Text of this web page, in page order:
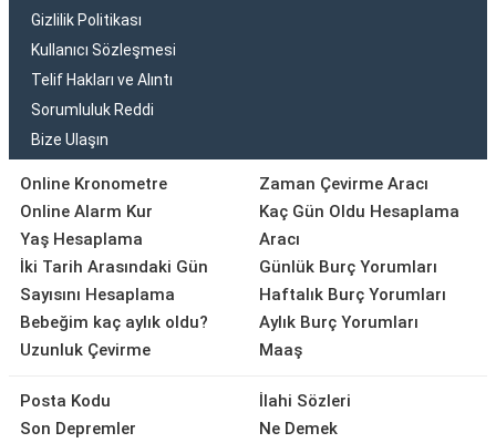
Gizlilik Politikası
Kullanıcı Sözleşmesi
Telif Hakları ve Alıntı
Sorumluluk Reddi
Bize Ulaşın
Online Kronometre
Online Alarm Kur
Yaş Hesaplama
İki Tarih Arasındaki Gün
Sayısını Hesaplama
Bebeğim kaç aylık oldu?
Uzunluk Çevirme
Zaman Çevirme Aracı
Kaç Gün Oldu Hesaplama
Aracı
Günlük Burç Yorumları
Haftalık Burç Yorumları
Aylık Burç Yorumları
Maaş
Posta Kodu
Son Depremler
İlahi Sözleri
Ne Demek